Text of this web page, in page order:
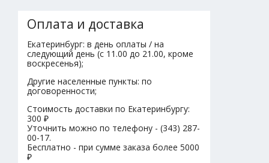
Оплата и доставка
Екатеринбург: в день оплаты / на
следующий день (с 11.00 до 21.00, кроме
воскресенья);
Другие населенные пункты: по
договоренности;
Стоимость доставки по Екатеринбургу:
300 ₽
Уточнить можно по телефону - (343) 287-
00-17.
Бесплатно - при сумме заказа более 5000
₽